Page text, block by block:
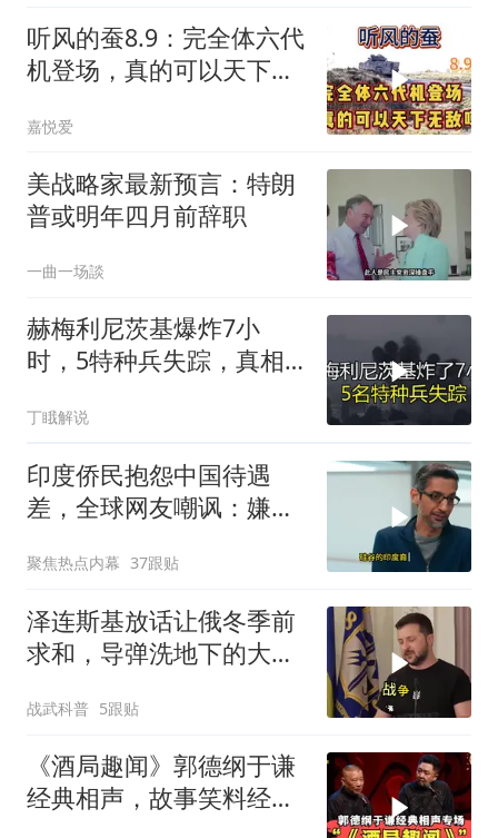
听风的蚕8.9：完全体六代
机登场，真的可以天下无
嘉悦爱
美战略家最新预言：特朗
普或明年四月前辞职
一曲一场談
赫梅利尼茨基爆炸7小
时，5特种兵失踪，真相
丁睋解说
印度侨民抱怨中国待遇
差，全球网友嘲讽：嫌差
聚焦热点内幕 37跟贴
泽连斯基放话让俄冬季前
求和，导弹洗地下的大饼
战武科普 5跟贴
《酒局趣闻》郭德纲于谦
经典相声，故事笑料经典